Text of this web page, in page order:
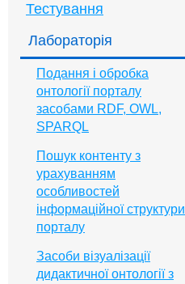
Тестування
Лабораторія
Подання і обробка
онтології порталу
засобами RDF, OWL,
SPARQL
Пошук контенту з
урахуванням
особливостей
інформаційної структури
порталу
Засоби візуалізації
дидактичної онтології з